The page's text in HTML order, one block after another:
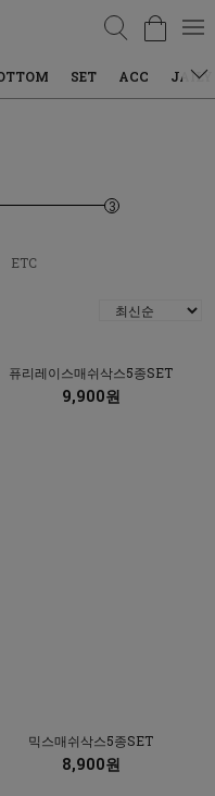
검색
SET ACC JAILY WEAR
3
ETC
퓨리레이스매쉬삭스5종SET
9,900원
믹스매쉬삭스5종SET
8,900원